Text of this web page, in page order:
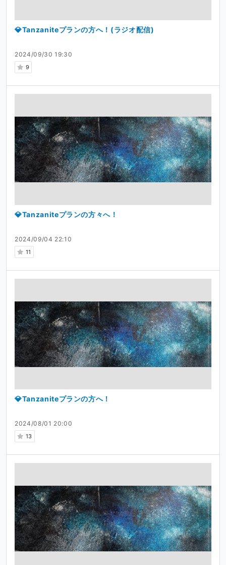
2024/09/30 19:30
9
💎Tanzaniteプランの方へ！(ラジオ配信)
2024/09/04 22:10
11
💎Tanzaniteプランの方々へ！
2024/08/01 20:00
13
💎Tanzaniteプランの方へ！